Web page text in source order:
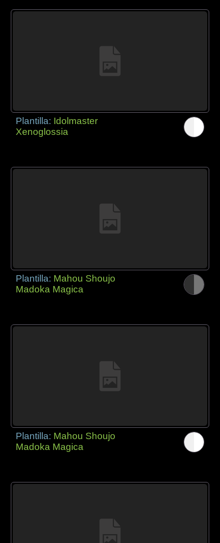
Plantilla: Idolmaster
Xenoglossia
Plantilla: Mahou Shoujo
Madoka Magica
Plantilla: Mahou Shoujo
Madoka Magica